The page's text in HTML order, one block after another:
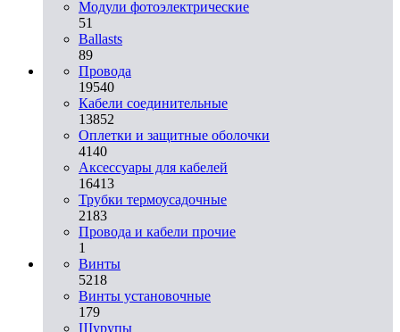
Модули фотоэлектрические
51
Ballasts
89
Провода
19540
Кабели соединительные
13852
Оплетки и защитные оболочки
4140
Аксессуары для кабелей
16413
Трубки термоусадочные
2183
Провода и кабели прочие
1
Винты
5218
Винты установочные
179
Шурупы